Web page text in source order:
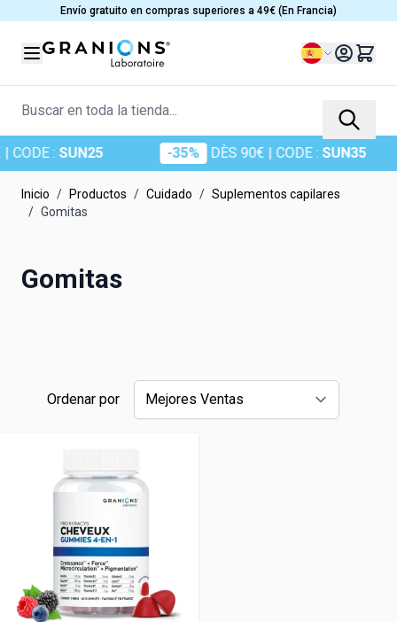
Ir al contenidoEnvío gratuito en compras superiores a 49€ (En Francia)
Lenguaje
Buscar en toda la tienda...
:SUN25 -35% DÈS 90€| CODE :SUN35
Inicio / Productos / Cuidado / Suplementos capilares
/ Gomitas
Gomitas
Ordenar por